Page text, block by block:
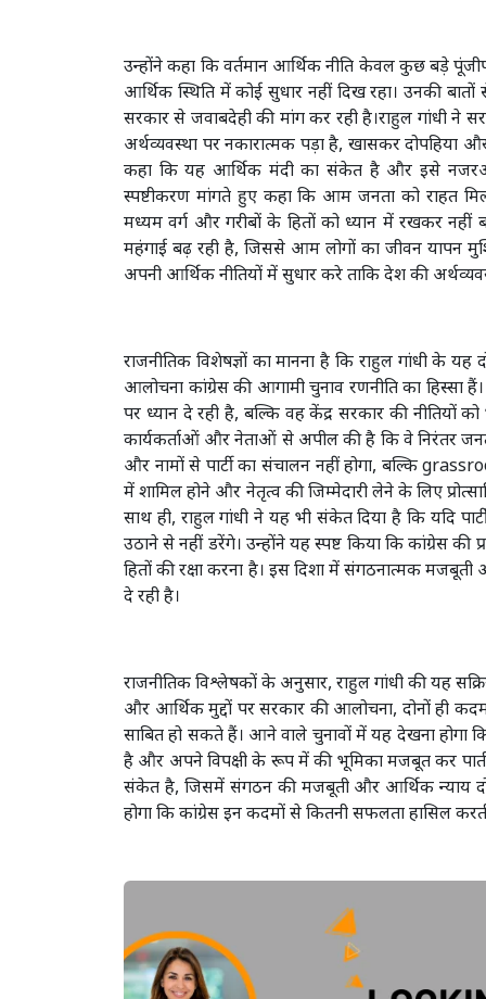
उन्होंने कहा कि वर्तमान आर्थिक नीति केवल कुछ बड़े
आर्थिक स्थिति में कोई सुधार नहीं दिख रहा। उनकी
सरकार से जवाबदेही की मांग कर रही है।राहुल गांधी
अर्थव्यवस्था पर नकारात्मक पड़ा है, खासकर दोपहिया
कहा कि यह आर्थिक मंदी का संकेत है और इसे
स्पष्टीकरण मांगते हुए कहा कि आम जनता को राहत
मध्यम वर्ग और गरीबों के हितों को ध्यान में रखकर
महंगाई बढ़ रही है, जिससे आम लोगों का जीवन यापन
अपनी आर्थिक नीतियों में सुधार करे ताकि देश की
राजनीतिक विशेषज्ञों का मानना है कि राहुल गांधी के
आलोचना कांग्रेस की आगामी चुनाव रणनीति का हिस्सा
पर ध्यान दे रही है, बल्कि वह केंद्र सरकार की नीतियों
कार्यकर्ताओं और नेताओं से अपील की है कि वे निरंतर
और नामों से पार्टी का संचालन नहीं होगा, बल्कि
में शामिल होने और नेतृत्व की जिम्मेदारी लेने के लिए
साथ ही, राहुल गांधी ने यह भी संकेत दिया है कि यदि
उठाने से नहीं डरेंगे। उन्होंने यह स्पष्ट किया कि कांग्रेस की
हितों की रक्षा करना है। इस दिशा में संगठनात्मक मजबूती
दे रही है।
राजनीतिक विश्लेषकों के अनुसार, राहुल गांधी की यह
और आर्थिक मुद्दों पर सरकार की आलोचना, दोनों ही
साबित हो सकते हैं। आने वाले चुनावों में यह देखना होगा
है और अपने विपक्षी के रूप में की भूमिका मजबूत कर
संकेत है, जिसमें संगठन की मजबूती और आर्थिक न्याय
होगा कि कांग्रेस इन कदमों से कितनी सफलता हासिल